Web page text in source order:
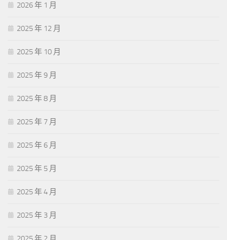
2026 年 1 月
2025 年 12 月
2025 年 10 月
2025 年 9 月
2025 年 8 月
2025 年 7 月
2025 年 6 月
2025 年 5 月
2025 年 4 月
2025 年 3 月